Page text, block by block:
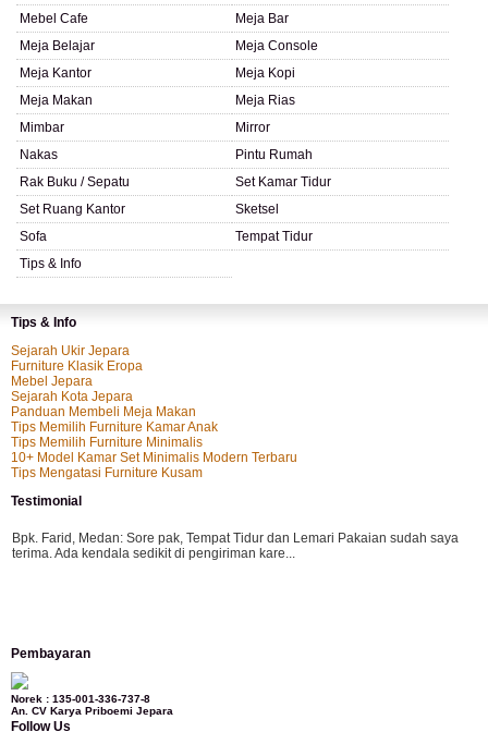
Mebel Cafe
Meja Bar
Meja Belajar
Meja Console
Meja Kantor
Meja Kopi
Meja Makan
Meja Rias
Mimbar
Mirror
Nakas
Pintu Rumah
Rak Buku / Sepatu
Set Kamar Tidur
Set Ruang Kantor
Sketsel
Sofa
Tempat Tidur
Tips & Info
Tips & Info
Sejarah Ukir Jepara
Furniture Klasik Eropa
Mebel Jepara
Sejarah Kota Jepara
Panduan Membeli Meja Makan
Tips Memilih Furniture Kamar Anak
Tips Memilih Furniture Minimalis
10+ Model Kamar Set Minimalis Modern Terbaru
Tips Mengatasi Furniture Kusam
Testimonial
Bpk. Farid, Medan: Sore pak, Tempat Tidur dan Lemari Pakaian sudah saya
terima. Ada kendala sedikit di pengiriman kare...
kursi teras saya sudah saya terima dan p...
Pembayaran
Norek : 135-001-336-737-8
An. CV Karya Priboemi Jepara
Follow Us